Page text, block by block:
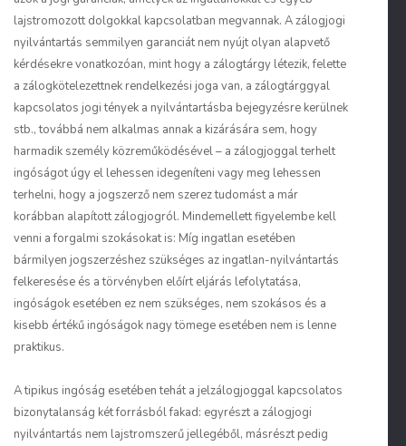
lajstromozott dolgokkal kapcsolatban megvannak. A zálogjogi
nyilvántartás semmilyen garanciát nem nyújt olyan alapvető
kérdésekre vonatkozóan, mint hogy a zálogtárgy létezik, felette
a zálogkötelezettnek rendelkezési joga van, a zálogtárggyal
kapcsolatos jogi tények a nyilvántartásba bejegyzésre kerülnek
stb., továbbá nem alkalmas annak a kizárására sem, hogy
harmadik személy közreműködésével – a zálogjoggal terhelt
ingóságot úgy el lehessen idegeníteni vagy meg lehessen
terhelni, hogy a jogszerző nem szerez tudomást a már
korábban alapított zálogjogról. Mindemellett figyelembe kell
venni aforgalmi szokásokat is: Míg ingatlan esetében
bármilyen jogszerzéshez szükséges az ingatlan-nyilvántartás
felkeresése és a törvényben előírt eljárás lefolytatása,
ingóságok esetében ez nem szükséges, nem szokásos és a
kisebb értékű ingóságok nagy tömege esetében nem is lenne
praktikus.
A tipikus ingóság esetében tehát a jelzálogjoggal kapcsolatos
bizonytalanság két forrásból fakad: egyrészt a zálogjogi
nyilvántartás nem lajstromszerű jellegéből, másrészt pedig